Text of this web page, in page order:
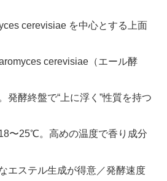
cerevisiae を中心とする上面
cerevisiae（エール酵
発酵終盤で“上に浮く”性質を持つ
〜25℃。高めの温度で香り成分
エステル生成が得意／発酵速度